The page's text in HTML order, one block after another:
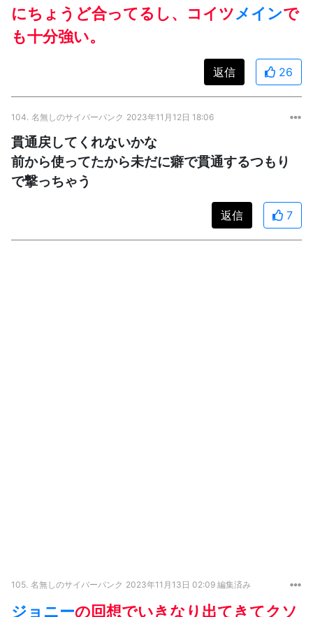
にちょうど合ってるし、コイツメインで
も十分強い。
返信 26
104. 名無しのサイバーパンク 2023年11月12日 18:06
貫通戻してくれないかな
前から使ってたから未だに癖で貫通するつもり
で撃っちゃう
返信 7
105. 名無しのサイバーパンク 2023年11月13日 02:09 編集済み
ジョニーの回想でいきなり出てきてクソ